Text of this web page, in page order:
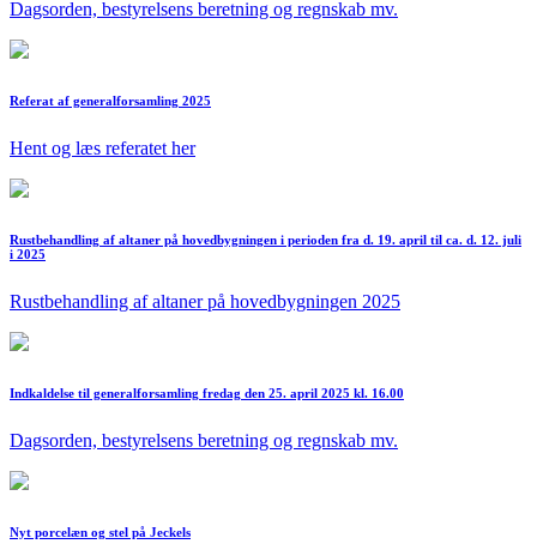
Dagsorden, bestyrelsens beretning og regnskab mv.
Referat af generalforsamling 2025
Hent og læs referatet her
Rustbehandling af altaner på hovedbygningen i perioden fra d. 19. april til ca. d. 12. juli
i 2025
Rustbehandling af altaner på hovedbygningen 2025
Indkaldelse til generalforsamling fredag den 25. april 2025 kl. 16.00
Dagsorden, bestyrelsens beretning og regnskab mv.
Nyt porcelæn og stel på Jeckels